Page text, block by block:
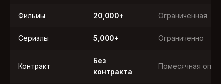
Фильмы 20,000+ Ограниченная
Сериалы 5,000+ Ограниченно
Контракт
Без
контракта
Помесячная